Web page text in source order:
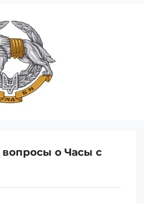
о Часы с